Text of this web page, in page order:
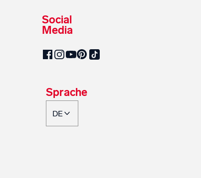
Social
Media
SalzburgMilch auf Facebook
SalzburgMilch auf Instagram
SalzburgMilch auf YouTube
SalzburgMilch auf Pinterest
SalzburgMilch auf TikTok
Sprache